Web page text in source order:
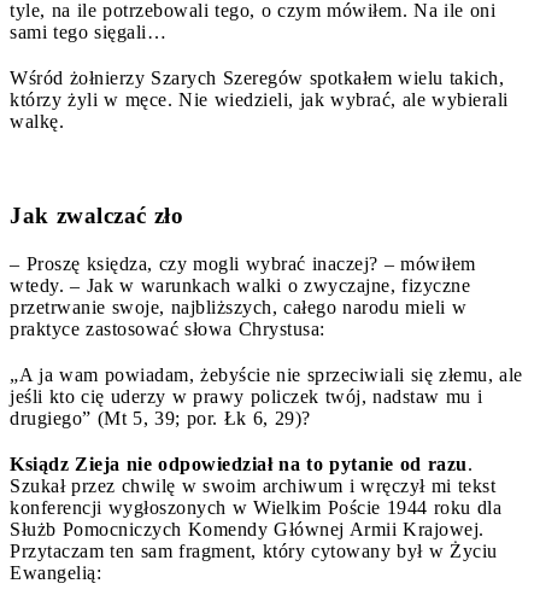
tyle, na ile potrzebowali tego, o czym mówiłem. Na ile oni
sami tego sięgali…
Wśród żołnierzy Szarych Szeregów spotkałem wielu takich,
którzy żyli w męce. Nie wiedzieli, jak wybrać, ale wybierali
walkę.
Jak zwalczać zło
– Proszę księdza, czy mogli wybrać inaczej? – mówiłem
wtedy. – Jak w warunkach walki o zwyczajne, fizyczne
przetrwanie swoje, najbliższych, całego narodu mieli w
praktyce zastosować słowa Chrystusa:
„A ja wam powiadam, żebyście nie sprzeciwiali się złemu, ale
jeśli kto cię uderzy w prawy policzek twój, nadstaw mu i
drugiego” (Mt 5, 39; por. Łk 6, 29)?
Ksiądz Zieja nie odpowiedział na to pytanie od razu.
Szukał przez chwilę w swoim archiwum i wręczył mi tekst
konferencji wygłoszonych w Wielkim Poście 1944 roku dla
Służb Pomocniczych Komendy Głównej Armii Krajowej.
Przytaczam ten sam fragment, który cytowany był w Życiu
Ewangelią: